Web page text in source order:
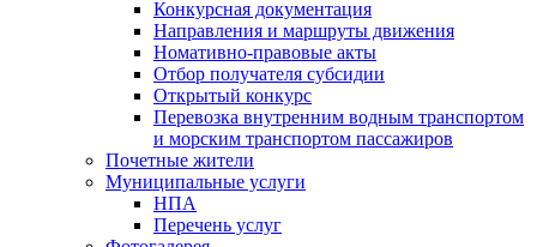
Конкурсная документация
Направления и маршруты движения
Номативно-правовые акты
Отбор получателя субсидии
Открытый конкурс
Перевозка внутренним водным транспортом
и морским транспортом пассажиров
Почетные жители
Муниципальные услуги
НПА
Перечень услуг